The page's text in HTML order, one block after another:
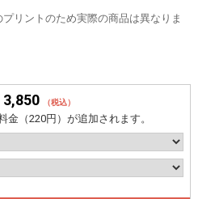
リントのため実際の商品は異なりま
3,850 （税込）
（220円）が追加されます。